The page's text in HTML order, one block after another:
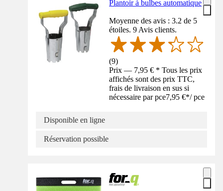
Plantoir à bulbes automatique
Moyenne des avis : 3.2 de 5
étoiles. 9 Avis clients.
(9)
Prix — 7,95 € * Tous les prix
affichés sont des prix TTC,
frais de livraison en sus si
nécessaire par pce7,95 €*/ pce
Disponible en ligne
Réservation possible